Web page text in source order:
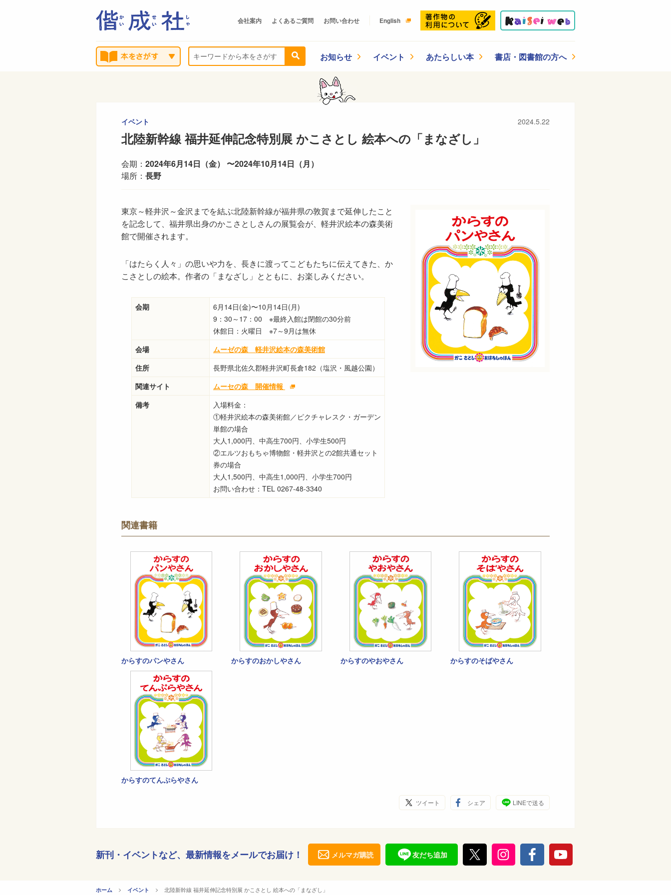
会社案内 よくあるご質問 お問い合わせ English
お知らせ イベント あたらしい本 書店・図書館の方へ
イベント 2024.5.22
北陸新幹線 福井延伸記念特別展 かこさとし 絵本への「まなざし」
会期： 2024年6月14日（金） 〜2024年10月14日（月）
場所： 長野
東京～軽井沢～金沢までを結ぶ北陸新幹線が福井県の敦賀まで延伸したこと
を記念して、福井県出身のかこさとしさんの展覧会が、軽井沢絵本の森美術
館で開催されます。
「はたらく人々」の思いや力を、長きに渡ってこどもたちに伝えてきた、か
こさとしの絵本。作者の「まなざし」とともに、お楽しみください。
会期
6月14日(金)〜10月14日(月)
9：30～17：00 ※最終入館は閉館の30分前
休館日：火曜日 ※7～9月は無休
会場
ムーゼの森 軽井沢絵本の森美術館
住所
長野県北佐久郡軽井沢町長倉182（塩沢・風越公園）
関連サイト
ムーセの森 開催情報
備考
入場料金：
①軽井沢絵本の森美術館／ピクチャレスク・ガーデン
単館の場合
大人1,000円、中高生700円、小学生500円
②エルツおもちゃ博物館・軽井沢との2館共通セット
券の場合
大人1,500円、中高生1,000円、小学生700円
お問い合わせ：TEL 0267-48-3340
関連書籍
からすのパンやさん からすのおかしやさん からすのやおやさん からすのそばやさん
からすのてんぷらやさん
ツイート シェア LINEで送る
新刊・イベントなど、 最新情報をメールでお届け！ メルマガ購読 友だち追加
ホーム イベント CURRENT:
北陸新幹線 福井延伸記念特別展 かこさとし 絵本への「まなざし」